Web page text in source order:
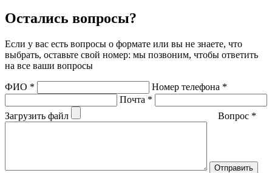
Остались вопросы?
Если у вас есть вопросы о формате или вы не знаете, что
выбрать, оставьте свой номер: мы позвоним, чтобы ответить
на все ваши вопросы
ФИО * Номер телефона *
Почта *
Загрузить файл
Вопрос *